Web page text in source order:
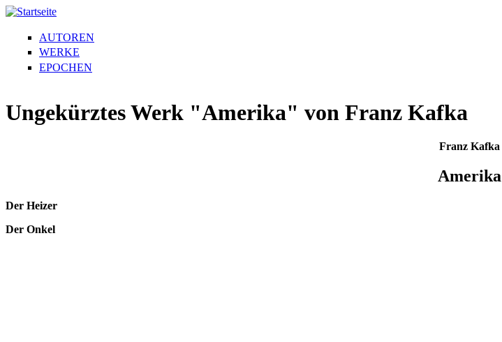
AUTOREN
WERKE
EPOCHEN
Ungekürztes Werk "Amerika" von Franz Kafka
Franz Kafka
Amerika
Der Heizer
Der Onkel